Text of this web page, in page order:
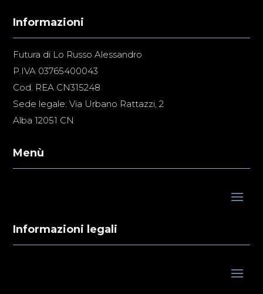
Informazioni
Futura di Lo Russo Alessandro
P.IVA 03765400043
Cod. REA CN315248
Sede legale: Via Urbano Rattazzi, 2
Alba 12051 CN
Menù
Informazioni legali